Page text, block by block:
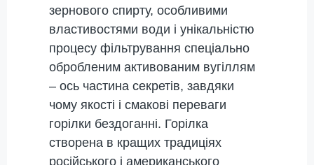
зернового спирту, особливими
властивостями води і унікальністю
процесу фільтрування спеціально
обробленим активованим вугіллям
– ось частина секретів, завдяки
чому якості і смакові переваги
горілки бездоганні. Горілка
створена в кращих традиціях
російського і американського